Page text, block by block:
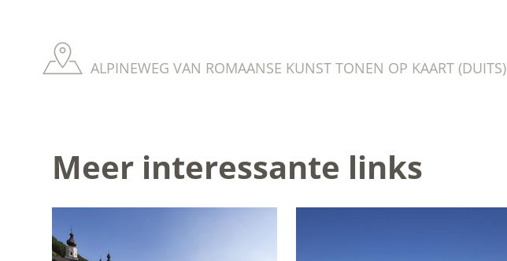
ALPINEWEG VAN ROMAANSE KUNST TONEN OP KAART (DUITS)
Meer interessante links